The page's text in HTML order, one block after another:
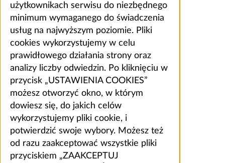
użytkownikach serwisu do niezbędnego
minimum wymaganego do świadczenia
usług na najwyższym poziomie. Pliki
cookies wykorzystujemy w celu
prawidłowego działania strony oraz
analizy liczby odwiedzin. Po kliknięciu w
przycisk „USTAWIENIA COOKIES”
możesz otworzyć okno, w którym
dowiesz się, do jakich celów
wykorzystujemy pliki cookie, i
potwierdzić swoje wybory. Możesz też
od razu zaakceptować wszystkie pliki
przyciskiem „ZAAKCEPTUJ